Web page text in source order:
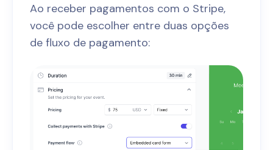
Ao receber pagamentos com o Stripe,
você pode escolher entre duas opções
de fluxo de pagamento: